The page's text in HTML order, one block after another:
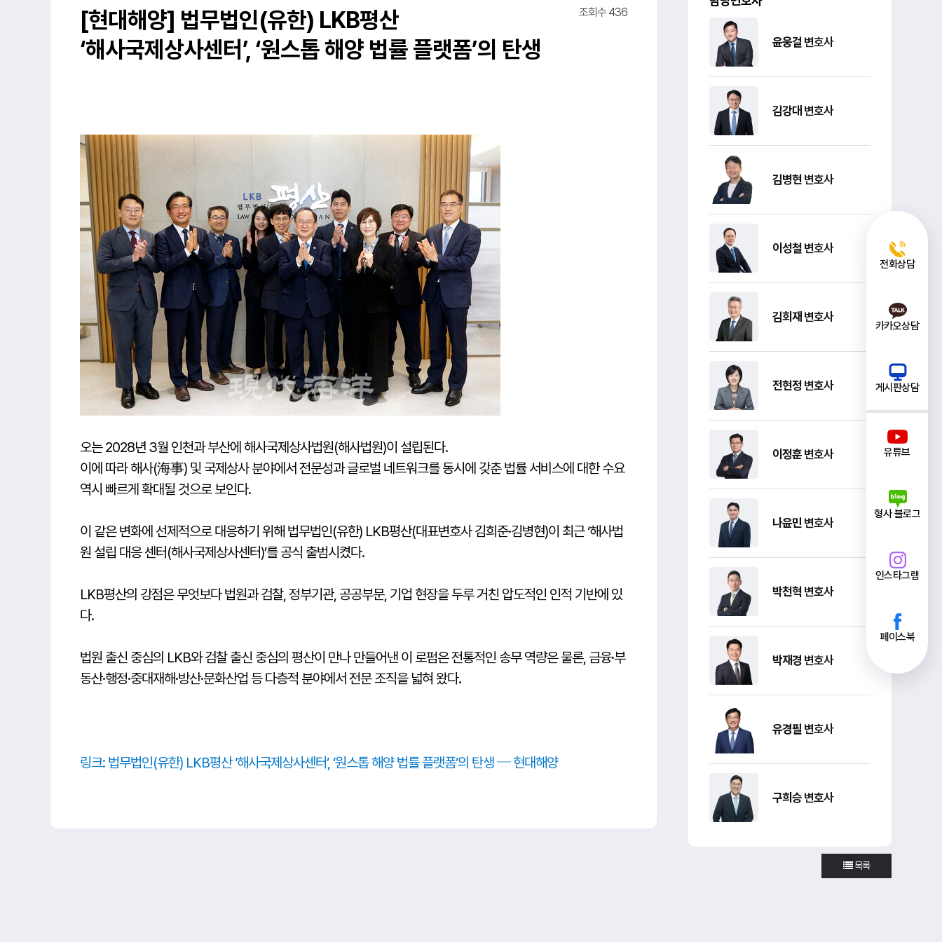
전화상담
카카오상담
게시판상담
유튜브
형사 블로그
인스타그램
페이스북
[현대해양] 법무법인(유한) LKB평산
‘해사국제상사센터’, ‘원스톱 해양 법률 플랫폼’의 탄생
조회수 436
오는 2028년 3월 인천과 부산에 해사국제상사법원(해사법원)이 설립된다.
이에 따라 해사(海事) 및 국제상사 분야에서 전문성과 글로벌 네트워크를 동시에 갖춘 법률 서비스에 대한 수요
역시 빠르게 확대될 것으로 보인다.
이 같은 변화에 선제적으로 대응하기 위해 법무법인(유한) LKB평산(대표변호사 김희준·김병현)이 최근 ‘해사법
원 설립 대응 센터(해사국제상사센터)’를 공식 출범시켰다.
LKB평산의 강점은 무엇보다 법원과 검찰, 정부기관, 공공부문, 기업 현장을 두루 거친 압도적인 인적 기반에 있
다.
법원 출신 중심의 LKB와 검찰 출신 중심의 평산이 만나 만들어낸 이 로펌은 전통적인 송무 역량은 물론, 금융·부
동산·행정·중대재해·방산·문화산업 등 다층적 분야에서 전문 조직을 넓혀 왔다.
링크: 법무법인(유한) LKB평산 ‘해사국제상사센터’, ‘원스톱 해양 법률 플랫폼’의 탄생 ─ 현대해양
윤웅걸 변호사
김강대 변호사
김병현 변호사
이성철 변호사
김회재 변호사
전현정 변호사
이정훈 변호사
나윤민 변호사
박천혁 변호사
박재경 변호사
유경필 변호사
구희승 변호사
목록